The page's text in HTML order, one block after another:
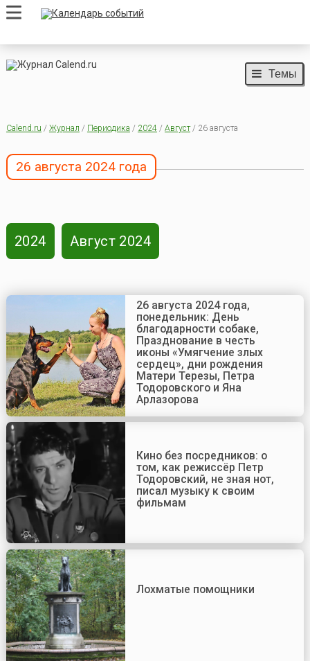
Темы
Calend.ru / Журнал / Периодика / 2024/ Август/ 26 августа
26 августа 2024 года
2024 Август 2024
26 августа 2024 года,
понедельник: День
благодарности собаке,
Празднование в честь
иконы «Умягчение злых
сердец», дни рождения
Матери Терезы, Петра
Тодоровского и Яна
Арлазорова
Кино без посредников: о
том, как режиссёр Петр
Тодоровский, не зная нот,
писал музыку к своим
фильмам
Лохматые помощники